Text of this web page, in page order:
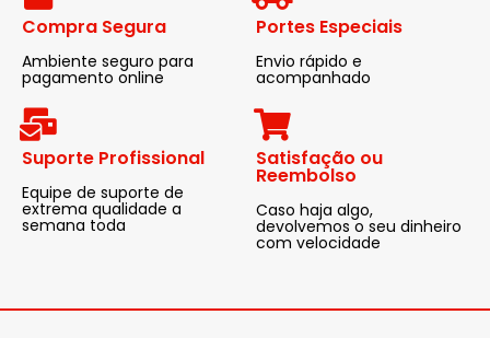
Compra Segura
Ambiente seguro para
pagamento online
Portes Especiais
Envio rápido e
acompanhado
Suporte Profissional
Equipe de suporte de
extrema qualidade a
semana toda
Satisfação ou
Reembolso
Caso haja algo,
devolvemos o seu dinheiro
com velocidade